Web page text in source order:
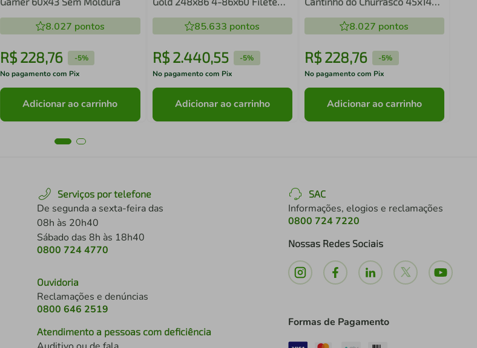
8.027 pontos
R$228,76 -5%
No pagamento com Pix
Adicionar ao carrinho
85.633 pontos
R$ 2.440,55 -5%
No pagamento com Pix
Adicionar ao carrinho
8.027 pontos
R$ 228,76 -5%
No pagamento com Pix
Adicionar ao carrinho
Serviços por telefone
De segunda a sexta-feira das
08h às 20h40
Sábado das 8h às 18h40
0800 724 4770
Ouvidoria
Reclamações e denúncias
0800 646 2519
Atendimento a pessoas com deficiência
SAC
Informações, elogios e reclamações
0800 724 7220
Nossas Redes Sociais
Formas de Pagamento